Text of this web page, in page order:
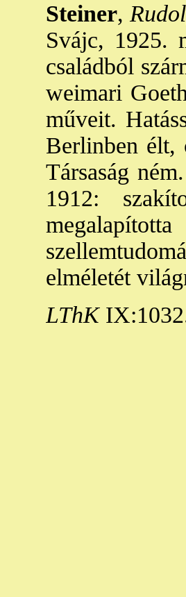
Steiner,
Svájc, 1925.
családból
weimari
műveit.
Berlinben élt,
Társaság
1912:
megalapította
elméletét
LThK